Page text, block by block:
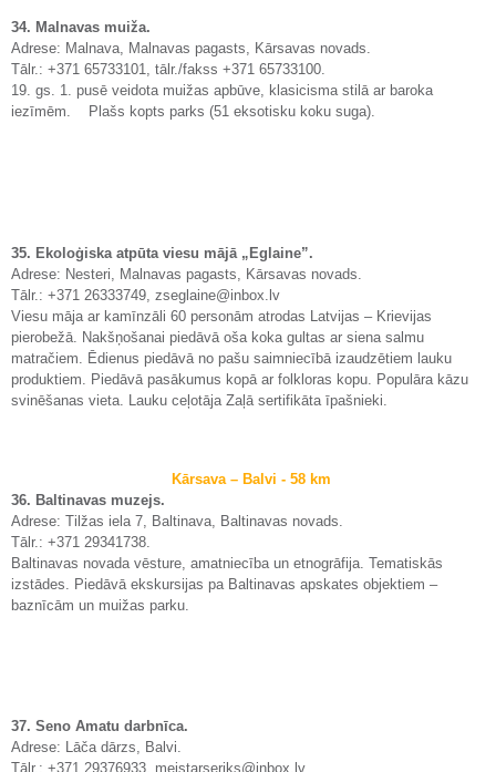
34. Malnavas muiža.
Adrese: Malnava, Malnavas pagasts, Kārsavas novads.
Tālr.: +371 65733101, tālr./fakss +371 65733100.
19. gs. 1. pusē veidota muižas apbūve, klasicisma stilā ar baroka
iezīmēm. Plašs kopts parks (51 eksotisku koku suga).
35. Ekoloģiska atpūta viesu mājā „Eglaine”.
Adrese: Nesteri, Malnavas pagasts, Kārsavas novads.
Tālr.: +371 26333749, zseglaine@inbox.lv
Viesu māja ar kamīnzāli 60 personām atrodas Latvijas – Krievijas
pierobežā. Nakšņošanai piedāvā oša koka gultas ar siena salmu
matračiem. Ēdienus piedāvā no pašu saimniecībā izaudzētiem lauku
produktiem. Piedāvā pasākumus kopā ar folkloras kopu. Populāra kāzu
svinēšanas vieta. Lauku ceļotāja Zaļā sertifikāta īpašnieki.
Kārsava – Balvi - 58 km
36. Baltinavas muzejs.
Adrese: Tilžas iela 7, Baltinava, Baltinavas novads.
Tālr.: +371 29341738.
Baltinavas novada vēsture, amatniecība un etnogrāfija. Tematiskās
izstādes. Piedāvā ekskursijas pa Baltinavas apskates objektiem –
baznīcām un muižas parku.
37. Seno Amatu darbnīca.
Adrese: Lāča dārzs, Balvi.
Tālr.: +371 29376933, meistarseriks@inbox.lv